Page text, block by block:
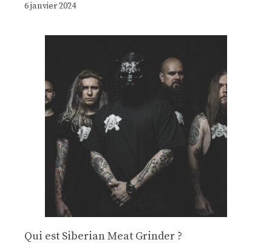
6 janvier 2024
Qui est Siberian Meat Grinder ?